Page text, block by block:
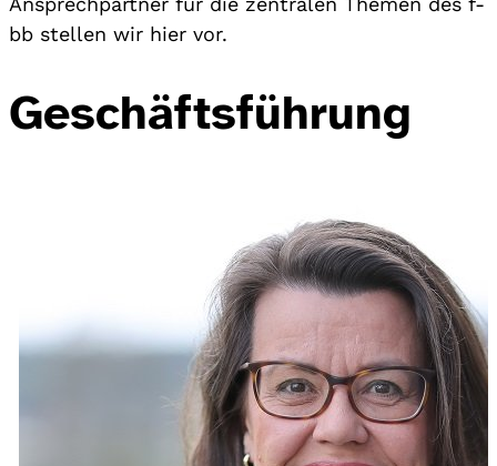
bb stellen wir hier vor.
Geschäftsführung